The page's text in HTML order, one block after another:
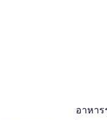
อาหาร